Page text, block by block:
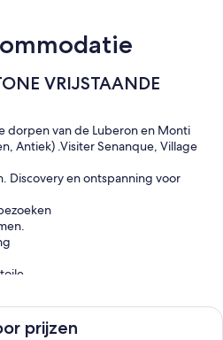
VRIJSTAANDE
dorpen van de Luberon en Monti
Antiek) .Visiter Senanque, Village
Discovery en ontspanning voor
prijzen